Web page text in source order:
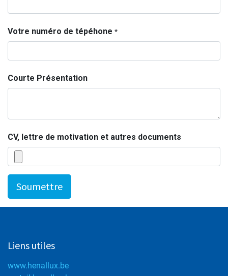
Votre numéro de tépéhone *
Courte Présentation
CV, lettre de motivation et autres documents
Soumettre
Liens utiles
www.henallux.be